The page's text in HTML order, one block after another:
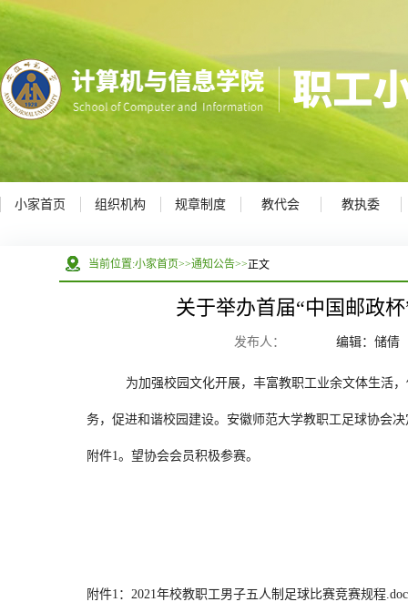
小家首页 组织机构 规章制度 教代会 教执委
当前位置:小家首页>>通知公告>>正文
关于举办首届“中国邮政
发布人： 编辑：储倩
为加强校园文化开展，丰富教职工业余文体生活
务，促进和谐校园建设。安徽师范大学教职工足球协会
附件1。望协会会员积极参赛。
附件1：2021年校教职工男子五人制足球比赛竞赛规程